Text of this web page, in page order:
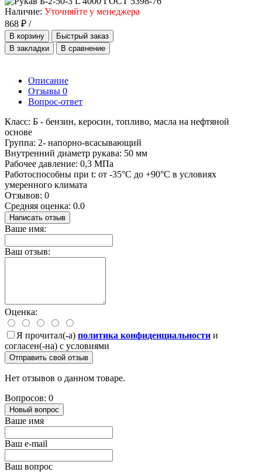
Наличие: Уточняйте у менеджера
868 ₽ /
В корзину
Быстрый заказ
В закладки
В сравнение
Описание
Отзывы 0
Вопрос-ответ
Класс: Б - бензин, керосин, топливо, масла на нефтяной
основе
Группа: 2- напорно-всасывающий
Внутренний диаметр рукава: 50 мм
Рабочее давление: 0,3 МПа
Работоспособны при t: от -35°С до +90°С в условиях
умеренного климата
Отзывов: 0
Средняя оценка: 0.0
Написать отзыв
Ваше имя:
Ваш отзыв:
Оценка:
Я прочитал(-а) политика конфиденциальности и
согласен(-на) с условиями
Отправить свой отзыв
Нет отзывов о данном товаре.
Вопросов: 0
Новый вопрос
Ваше имя
Ваш e-mail
Ваш вопрос